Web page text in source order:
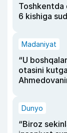
Toshkentda
6 kishiga
Madaniyat
“U
otasini
Dunyo
“Biroz